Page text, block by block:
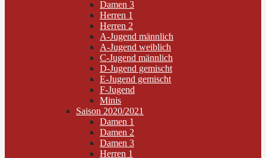
Damen 3
Herren 1
Herren 2
A-Jugend männlich
A-Jugend weiblich
C-Jugend männlich
D-Jugend gemischt
E-Jugend gemischt
F-Jugend
Minis
Saison 2020/2021
Damen 1
Damen 2
Damen 3
Herren 1